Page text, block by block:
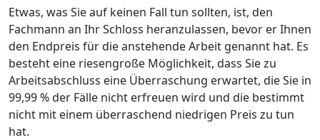
Etwas, was Sie auf keinen Fall tun sollten, ist, den
Fachmann an Ihr Schloss heranzulassen, bevor er Ihnen
den Endpreis für die anstehende Arbeit genannt hat. Es
besteht eine riesengroße Möglichkeit, dass Sie zu
Arbeitsabschluss eine Überraschung erwartet, die Sie in
99,99 % der Fälle nicht erfreuen wird und die bestimmt
nicht mit einem überraschend niedrigen Preis zu tun
hat.